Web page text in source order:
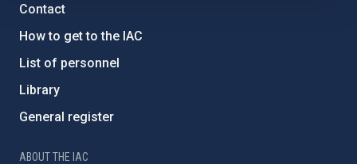
Contact
How to get to the IAC
List of personnel
Library
General register
ABOUT THE IAC